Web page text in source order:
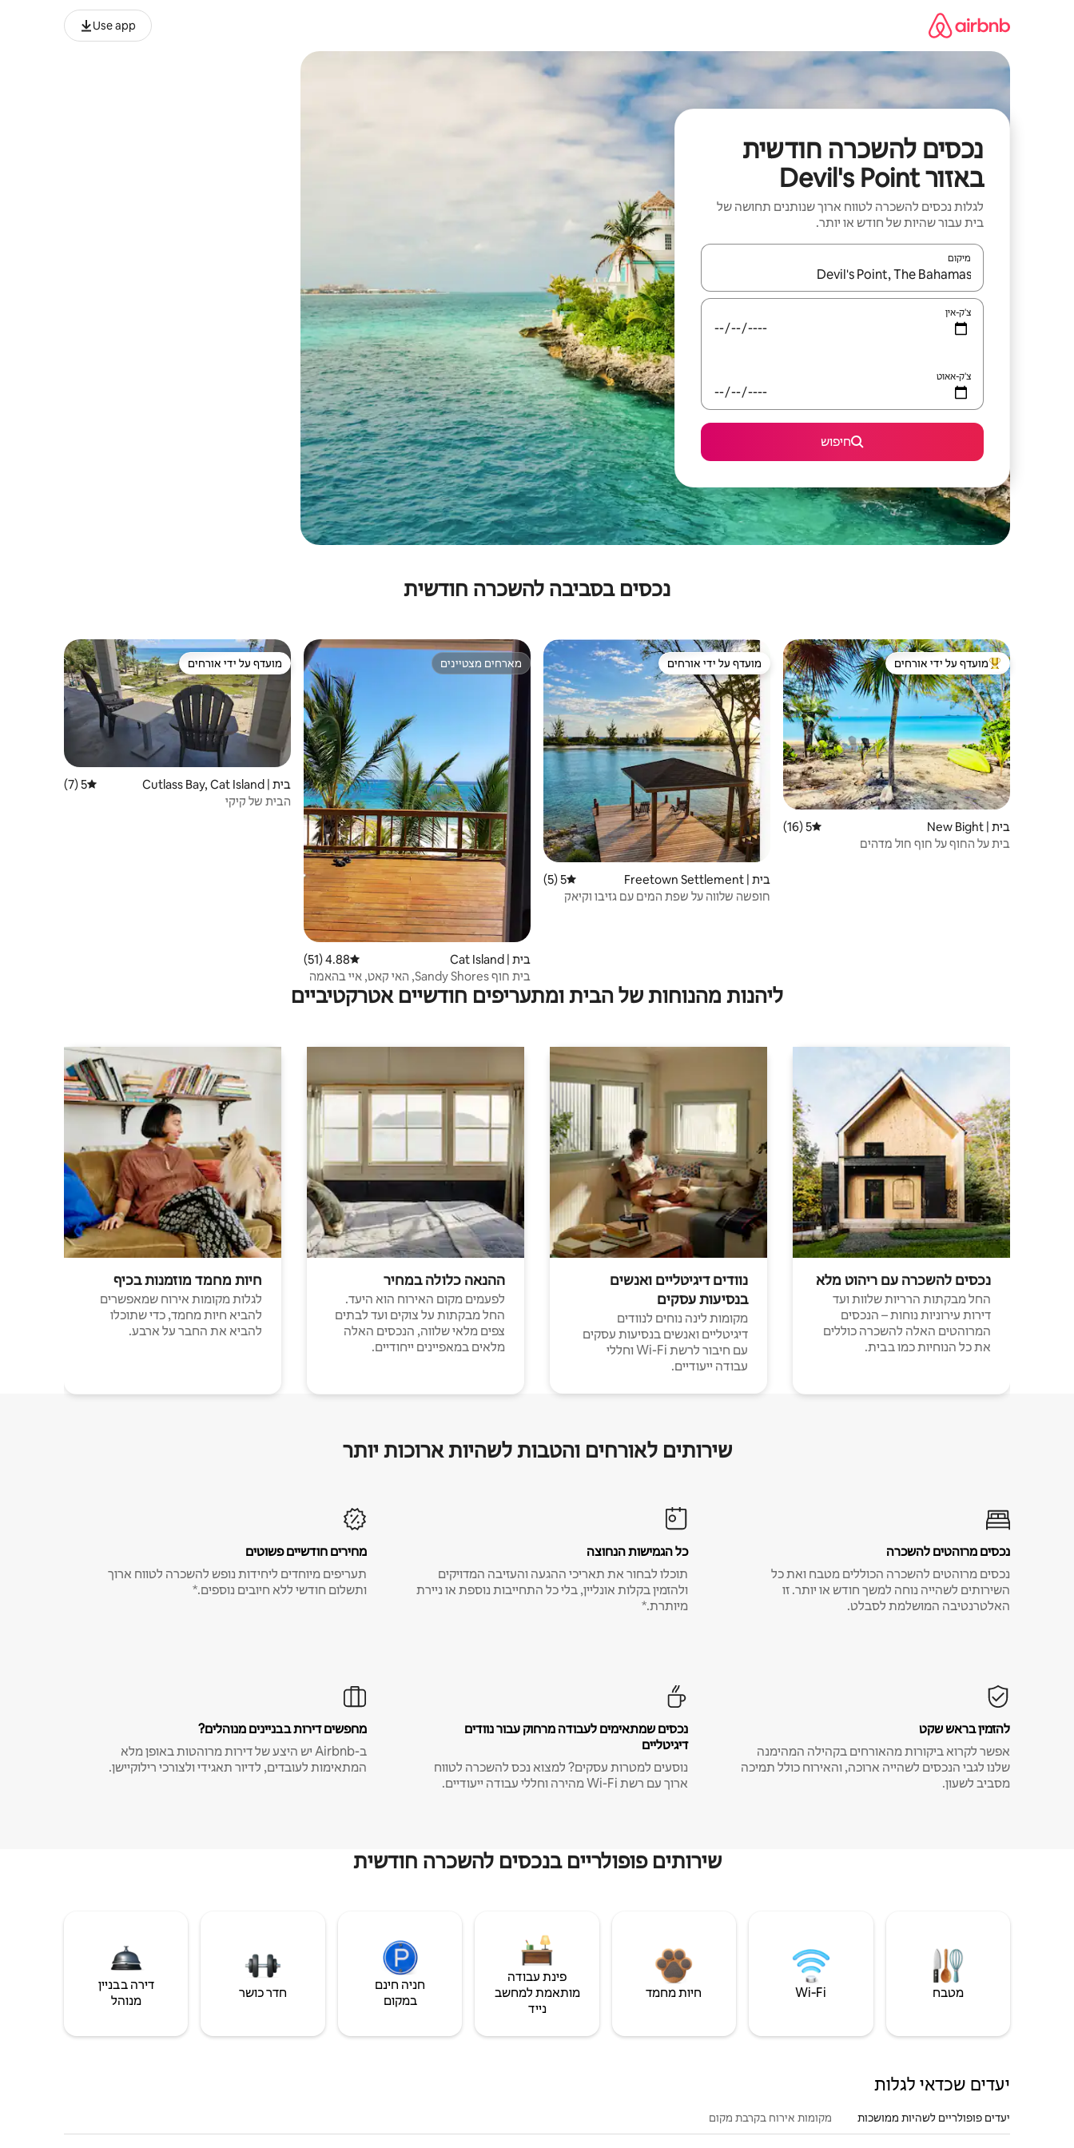
Use app
נכסים להשכרה חודשית
באזור Devil's Point
לגלות נכסים להשכרה לטווח ארוך שנותנים תחושה של
בית עבור שהיות של חודש או יותר.
מיקום
כאשר התוצאות יהיו זמינות, יש לנווט עם מקשי החיצים למעלה ולמטה או לעיין בעזרת תנועות מגע או החלקה.
צ'ק-אין
צ'ק-אאוט
חיפוש
נכסים בסביבה להשכרה חודשית
מוביל בקרב נכסים מועדפים על ידי אורחים
מועדף על ידי אורחים
בית | New Bight דירוג ממוצע של 5 מתוך 5, 16 ביקורות
5 (16)
בית על החוף על חוף חול מדהים
מועדף על ידי אורחים
מועדף על ידי אורחים
בית | Freetown Settlement דירוג ממוצע של 5 מתוך 5, 5 ביקורות
5 (5)
חופשה שלווה על שפת המים עם גזיבו וקיאק
מארחים מצטיינים
מארחים מצטיינים
בית | Cat Island דירוג ממוצע של 4.88 מתוך 5, 51 ביקורות
4.88 (51)
בית חוף Sandy Shores, האי קאט, איי בהאמה
מועדף על ידי אורחים
מועדף על ידי אורחים
בית | Cutlass Bay, Cat Island דירוג ממוצע של 5 מתוך 5, 7 ביקורות
5 (7)
הבית של קיקי
ליהנות מהנוחות של הבית ומתעריפים חודשיים אטרקטיביים
נכסים להשכרה עם ריהוט מלא
החל מבקתות הרריות שלוות ועד
דירות עירוניות נוחות – הנכסים
המרוהטים האלה להשכרה כוללים
את כל הנוחיות כמו בבית.
נוודים דיגיטליים ואנשים
בנסיעות עסקים
מקומות לינה נוחים לנוודים
דיגיטליים ואנשים בנסיעות עסקים
עם חיבור לרשת Wi-Fi וחללי
עבודה ייעודיים.
ההנאה כלולה במחיר
לפעמים מקום האירוח הוא היעד.
החל מבקתות על צוקים ועד לבתים
צפים מלאי שלווה, הנכסים האלה
מלאים במאפיינים ייחודיים.
חיות מחמד מוזמנות בכיף
לגלות מקומות אירוח שמאפשרים
להביא חיות מחמד, כדי שתוכלו
להביא את החבר על ארבע.
שירותים לאורחים והטבות לשהיות ארוכות יותר
נכסים מרוהטים להשכרה
נכסים מרוהטים להשכרה הכוללים מטבח ואת כל
השירותים לשהייה נוחה למשך חודש או יותר. זו
האלטרנטיבה המושלמת לסבלט.
כל הגמישות הנחוצה
תוכלו לבחור את תאריכי ההגעה והעזיבה המדויקים
ולהזמין בקלות אונליין, בלי כל התחייבות נוספת או ניירת
מיותרת.*
מחירים חודשיים פשוטים
תעריפים מיוחדים ליחידות נופש להשכרה לטווח ארוך
ותשלום חודשי ללא חיובים נוספים.*
להזמין בראש שקט
אפשר לקרוא ביקורות מהאורחים בקהילה המהימנה
שלנו לגבי הנכסים לשהייה ארוכה, והאירוח כולל תמיכה
מסביב לשעון.
נכסים שמתאימים לעבודה מרחוק עבור נוודים
דיגיטליים
נוסעים למטרות עסקים? למצוא נכס להשכרה לטווח
ארוך עם רשת Wi-Fi מהירה וחללי עבודה ייעודיים.
מחפשים דירות בבניינים מנוהלים?
ב-Airbnb יש היצע של דירות מרוהטות באופן מלא
המתאימות לעובדים, לדיור תאגידי ולצורכי רילוקיישן.
שירותים פופולריים בנכסים להשכרה חודשית
מטבח Wi‑Fi חיות מחמד
פינת עבודה
מותאמת למחשב
נייד
חניה חינם
במקום
חדר כושר
דירה בבניין
מנוהל
יעדים שכדאי לגלות
יעדים פופולריים לשהיות ממושכות מקומות אירוח בקרבת מקום